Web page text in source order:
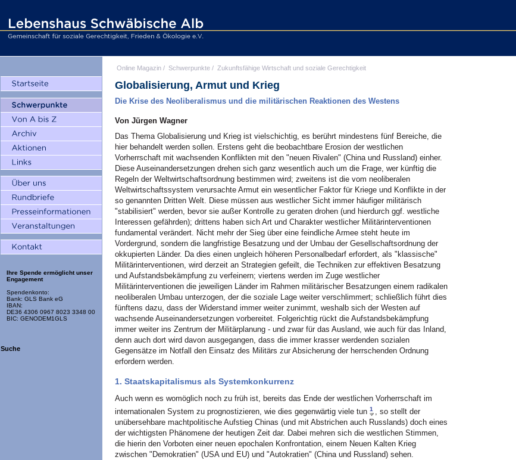
Ihre Spende ermöglicht unser
Engagement
Spendenkonto:
Bank: GLS Bank eG
IBAN:
DE36 4306 0967 8023 3348 00
BIC: GENODEM1GLS
Suche
Online Magazin / Schwerpunkte / Zukunftsfähige Wirtschaft und soziale Gerechtigkeit
Globalisierung, Armut und Krieg
Die Krise des Neoliberalismus und die militärischen Reaktionen des Westens
Von Jürgen Wagner
Das Thema Globalisierung und Krieg ist vielschichtig, es berührt mindestens fünf Bereiche, die
hier behandelt werden sollen. Erstens geht die beobachtbare Erosion der westlichen
Vorherrschaft mit wachsenden Konflikten mit den "neuen Rivalen" (China und Russland) einher.
Diese Auseinandersetzungen drehen sich ganz wesentlich auch um die Frage, wer künftig die
Regeln der Weltwirtschaftsordnung bestimmen wird; zweitens ist die vom neoliberalen
Weltwirtschaftssystem verursachte Armut ein wesentlicher Faktor für Kriege und Konflikte in der
so genannten Dritten Welt. Diese müssen aus westlicher Sicht immer häufiger militärisch
"stabilisiert" werden, bevor sie außer Kontrolle zu geraten drohen (und hierdurch ggf. westliche
Interessen gefährden); drittens haben sich Art und Charakter westlicher Militärinterventionen
fundamental verändert. Nicht mehr der Sieg über eine feindliche Armee steht heute im
Vordergrund, sondern die langfristige Besatzung und der Umbau der Gesellschaftsordnung der
okkupierten Länder. Da dies einen ungleich höheren Personalbedarf erfordert, als "klassische"
Militärinterventionen, wird derzeit an Strategien gefeilt, die Techniken zur effektiven Besatzung
und Aufstandsbekämpfung zu verfeinern; viertens werden im Zuge westlicher
Militärinterventionen die jeweiligen Länder im Rahmen militärischer Besatzungen einem radikalen
neoliberalen Umbau unterzogen, der die soziale Lage weiter verschlimmert; schließlich führt dies
fünftens dazu, dass der Widerstand immer weiter zunimmt, weshalb sich der Westen auf
wachsende Auseinandersetzungen vorbereitet. Folgerichtig rückt die Aufstandsbekämpfung
immer weiter ins Zentrum der Militärplanung - und zwar für das Ausland, wie auch für das Inland,
denn auch dort wird davon ausgegangen, dass die immer krasser werdenden sozialen
Gegensätze im Notfall den Einsatz des Militärs zur Absicherung der herrschenden Ordnung
erfordern werden.
1. Staatskapitalismus als Systemkonkurrenz
Auch wenn es womöglich noch zu früh ist, bereits das Ende der westlichen Vorherrschaft im
internationalen System zu prognostizieren, wie dies gegenwärtig viele tun 1 , so stellt der
unübersehbare machtpolitische Aufstieg Chinas (und mit Abstrichen auch Russlands) doch eines
der wichtigsten Phänomene der heutigen Zeit dar. Dabei mehren sich die westlichen Stimmen,
die hierin den Vorboten einer neuen epochalen Konfrontation, einem Neuen Kalten Krieg
zwischen "Demokratien" (USA und EU) und "Autokratien" (China und Russland) sehen.